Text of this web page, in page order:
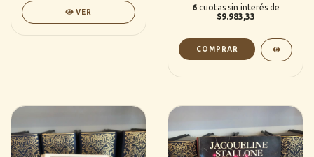
VER
6 cuotas sin interés de
$9.983,33